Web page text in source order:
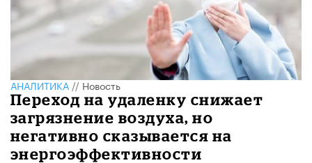
АНАЛИТИКА//Новость
Переход на удаленку снижает
загрязнение воздуха, но
негативно сказывается на
энергоэффективности